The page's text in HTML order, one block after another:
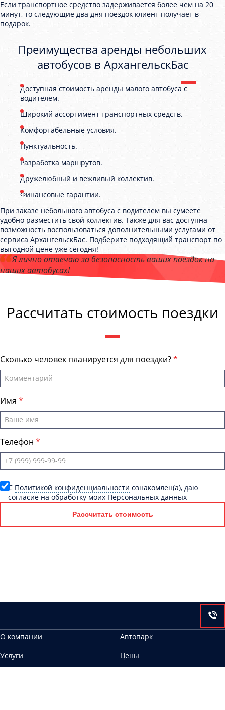
Если транспортное средство задерживается более чем на 20
минут, то следующие два дня поездок клиент получает в
подарок.
Преимущества аренды небольших
автобусов в АрхангельскБас
Доступная стоимость аренды малого автобуса с
водителем.
Широкий ассортимент транспортных средств.
Комфортабельные условия.
Пунктуальность.
Разработка маршрутов.
Дружелюбный и вежливый коллектив.
Финансовые гарантии.
При заказе небольшого автобуса с водителем вы сумеете
удобно разместить свой коллектив. Также для вас доступна
возможность воспользоваться дополнительными услугами от
сервиса АрхангельскБас. Подберите подходящий транспорт по
выгодной цене уже сегодня!
Я лично отвечаю за безопасность ваших поездок на
наших автобусах!
Рассчитать стоимость поездки
Сколько человек планируется для поездки?
Имя
Телефон
C Политикой конфиденциальности ознакомлен(а), даю
согласие на обработку моих Персональных данных
Рассчитать стоимость
О компании
Автопарк
Услуги
Цены